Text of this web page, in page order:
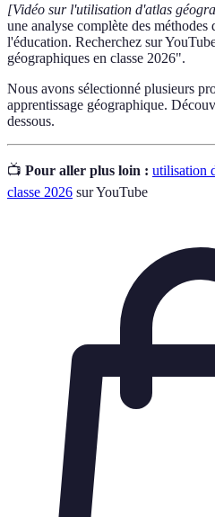
[Vidéo sur l'utilisation d'atlas
une analyse complète des méthodes
l'éducation. Recherchez sur
géographiques en classe 2026".
Nous avons sélectionné plusieurs
apprentissage géographique.
dessous.
📺 Pour aller plus loin : utilisation
classe 2026 sur YouTube